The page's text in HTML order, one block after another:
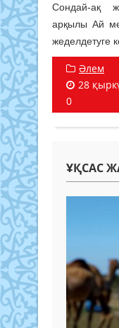
Сондай-ақ
арқылы Ай
жеделдетуге
Әлем
28
0
ҰҚСАС